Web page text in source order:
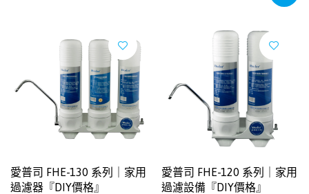
愛普司 FHE-130 系列｜家用
過濾器『DIY價格』
愛普司 FHE-120 系列｜家用
過濾設備『DIY價格』